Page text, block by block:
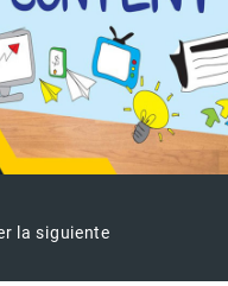
la siguiente